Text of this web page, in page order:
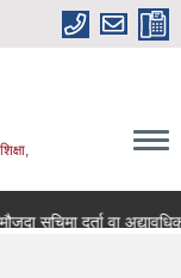
सुचिमा दर्ता वा अद्यावधिक